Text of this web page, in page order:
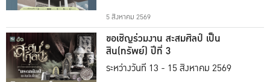
5 สิงหาคม 2569
ขอเชิญร่วมงาน สะสมศิลป์ เป็น
สิน(ทรัพย์) ปีที่ 3
ระหว่างวันที่ 13 - 15 สิงหาคม 2569